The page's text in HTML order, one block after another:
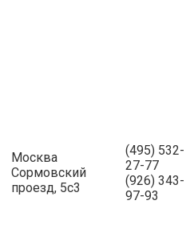
Москва
Сормовский
проезд, 5с3
(495) 532-
27-77
(926) 343-
97-93